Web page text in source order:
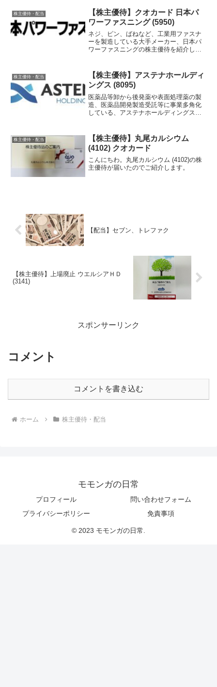
株主優待・配当
【株主優待】クオカード 日本パ
ワーファスニング (5950)
ネジ、ピン、ばねなど、工業用ファスナ
ーを製造している大手メーカー、日本パ
ワーファスニングの株主優待を紹介しま
株主優待・配当
【株主優待】アステナホールディ
ングス (8095)
医薬品等卸から後発薬や表面処理薬の製
造、医薬品開発製造受託等に事業多角化
している、アステナホールディングスの
株主優待・配当
【株主優待】丸尾カルシウム
(4102) クオカード
こんにちわ。丸尾カルシウム (4102)の株
主優待が届いたのでご紹介します。
【配当】セブン、トレファク
【株主優待】上場廃止 ウエルシアＨＤ
(3141)
スポンサーリンク
コメント
コメントを書き込む
ホーム 株主優待・配当
モモンガの日常
プロフィール
問い合わせフォーム
プライバシーポリシー
免責事項
© 2023 モモンガの日常.